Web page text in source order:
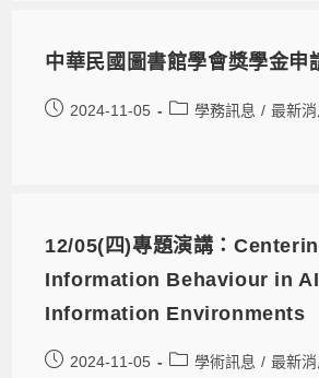
中華民國圖書館學會獎學金申
2024-11-05 學務訊息 / 最新消
12/05(四)專題演講：
Information Behaviour in
Information Environments
2024-11-05 學術訊息 / 最新消